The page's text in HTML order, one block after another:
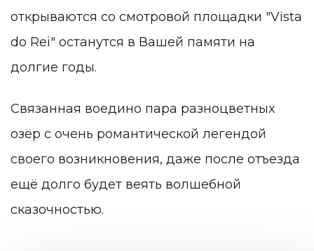
открываются со смотровой площадки "Vista
do Rei" останутся в Вашей памяти на
долгие годы.
Связанная воедино пара разноцветных
озёр с очень романтической легендой
своего возникновения, даже после отъезда
ещё долго будет веять волшебной
сказочностью.